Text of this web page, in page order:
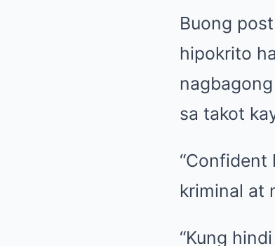
Buong
hipokrito
sa takot
“Confident
kriminal at
“Kung